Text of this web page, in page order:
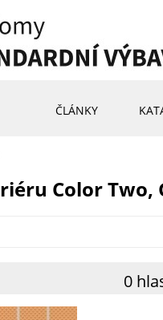
ČLÁNKY
Color Two,
0